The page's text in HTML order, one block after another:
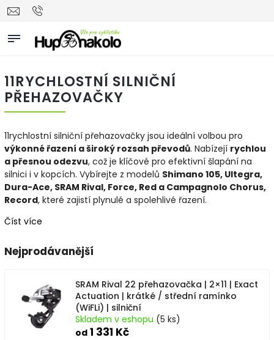
11RYCHLOSTNÍ SILNIČNÍ
PŘEHAZOVAČKY
11rychlostní silniční přehazovačky jsou ideální volbou pro
výkonné řazení a široký rozsah převodů. Nabízejí rychlou
a přesnou odezvu, což je klíčové pro efektivní šlapání na
silnici i v kopcích. Vybírejte z modelů Shimano 105, Ultegra,
Dura-Ace, SRAM Rival, Force, Red a Campagnolo Chorus,
Record, které zajistí plynulé a spolehlivé řazení.
Číst více
Nejprodávanější
SRAM Rival 22 přehazovačka | 2×11 | Exact
Actuation | krátké / střední ramínko
(WiFLi) | silniční
Skladem v eshopu (5 ks)
od 1 331 Kč